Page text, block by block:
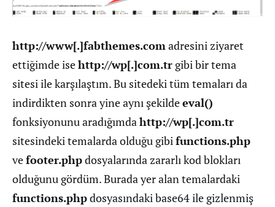
http://www[.]fabthemes.com adresini ziyaret
ettiğimde isehttp://wp[.]com.tr gibi bir tema
sitesi ile karşılaştım. Bu sitedeki tüm temaları da
indirdikten sonra yine aynı şekildeeval()
fonksiyonunu aradığımda http://wp[.]com.tr
sitesindeki temalarda olduğu gibi functions.php
vefooter.phpdosyalarında zararlı kod blokları
olduğunu gördüm. Burada yer alan temalardaki
functions.phpdosyasındaki base64 ile gizlenmiş